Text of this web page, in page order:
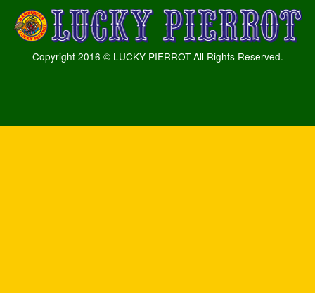
Copyright 2016 © LUCKY PIERROT All Rights Reserved.